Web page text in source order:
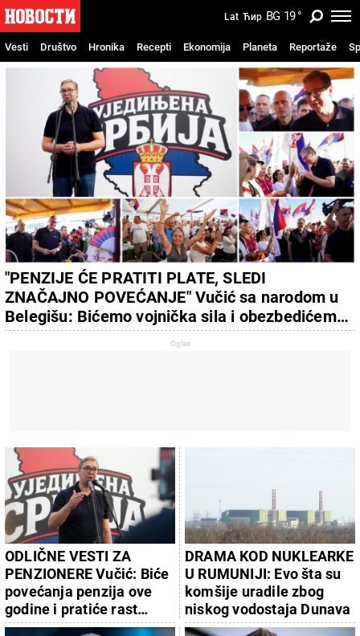
Lat Ћир BG 19°
Vesti Društvo Hronika Recepti Ekonomija Planeta Reportaže
"PENZIJE ĆE PRATITI PLATE, SLEDI
ZNAČAJNO POVEĆANJE" Vučić sa narodom u
Belegišu: Bićemo vojnička sila i obezbedićemo
mir i stabilnost
ODLIČNE VESTI ZA
PENZIONERE Vučić: Biće
povećanja penzija ove
godine i pratiće rast
plata!
DRAMA KOD NUKLEARKE
U RUMUNIJI: Evo šta su
komšije uradile zbog
niskog vodostaja Dunava